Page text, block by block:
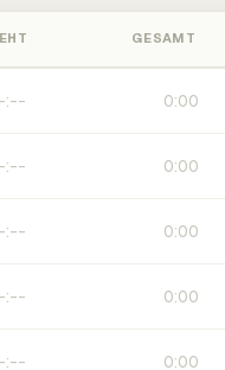
GESAMT
0:00
0:00
0:00
0:00
0:00